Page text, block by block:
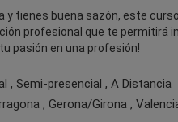
y tienes buena sazón, este
profesional que te permitirá
pasión en una profesión!
, Semi-presencial , A Distancia
, Gerona/Girona ,